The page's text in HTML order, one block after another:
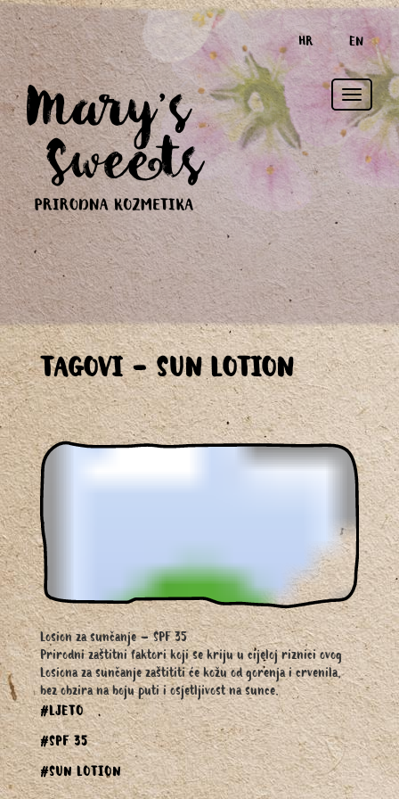
HR EN
Toggle
TAGOVI - SUN LOTION
Losion za sunčanje – SPF 35
Prirodni zaštitni faktori koji se kriju u cijeloj riznici ovog
Losiona za sunčanje zaštititi će kožu od gorenja i crvenila,
bez obzira na boju puti i osjetljivost na sunce.
#LJETO
#SPF 35
#SUN LOTION